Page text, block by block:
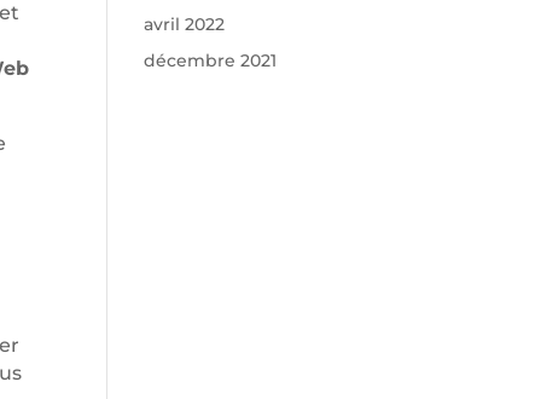
avril 2022
décembre 2021